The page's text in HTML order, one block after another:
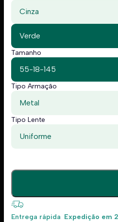
Cinza
Verde
Tamanho
55-18-145
Tipo Armação
Metal
Tipo Lente
Uniforme
Entrega rápida Expedição em